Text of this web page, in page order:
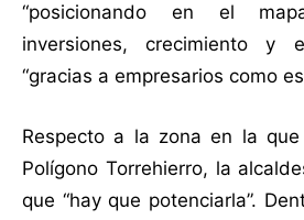
“posicionando en el
inversiones, crecimiento y
“gracias a empresarios como
Respecto a la zona en la
Polígono Torrehierro, la
que “hay que potenciarla”.